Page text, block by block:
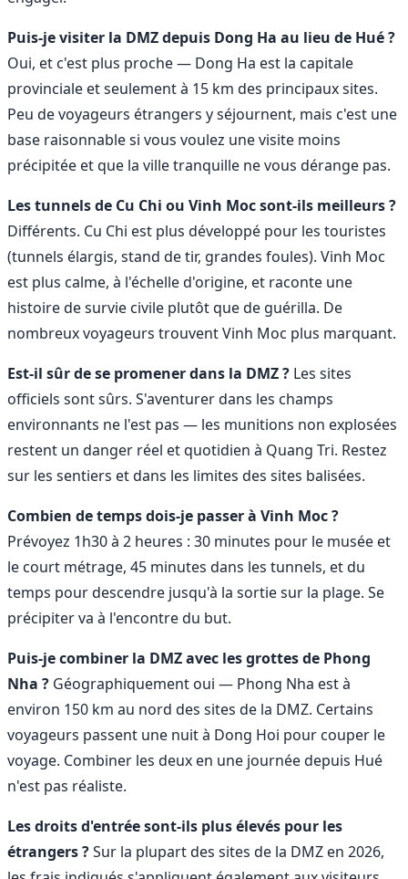
Puis-je visiter la DMZ depuis Dong Ha au lieu de Hué ?
Oui, et c'est plus proche — Dong Ha est la capitale
provinciale et seulement à 15 km des principaux sites.
Peu de voyageurs étrangers y séjournent, mais c'est une
base raisonnable si vous voulez une visite moins
précipitée et que la ville tranquille ne vous dérange pas.
Les tunnels de Cu Chi ou Vinh Moc sont-ils meilleurs ?
Différents. Cu Chi est plus développé pour les touristes
(tunnels élargis, stand de tir, grandes foules). Vinh Moc
est plus calme, à l'échelle d'origine, et raconte une
histoire de survie civile plutôt que de guérilla. De
nombreux voyageurs trouvent Vinh Moc plus marquant.
Est-il sûr de se promener dans la DMZ ? Les sites
officiels sont sûrs. S'aventurer dans les champs
environnants ne l'est pas — les munitions non explosées
restent un danger réel et quotidien à Quang Tri. Restez
sur les sentiers et dans les limites des sites balisées.
Combien de temps dois-je passer à Vinh Moc ?
Prévoyez 1h30 à 2 heures : 30 minutes pour le musée et
le court métrage, 45 minutes dans les tunnels, et du
temps pour descendre jusqu'à la sortie sur la plage. Se
précipiter va à l'encontre du but.
Puis-je combiner la DMZ avec les grottes de Phong
Nha ? Géographiquement oui — Phong Nha est à
environ 150 km au nord des sites de la DMZ. Certains
voyageurs passent une nuit à Dong Hoi pour couper le
voyage. Combiner les deux en une journée depuis Hué
n'est pas réaliste.
Les droits d'entrée sont-ils plus élevés pour les
étrangers ?Sur la plupart des sites de la DMZ en 2026,